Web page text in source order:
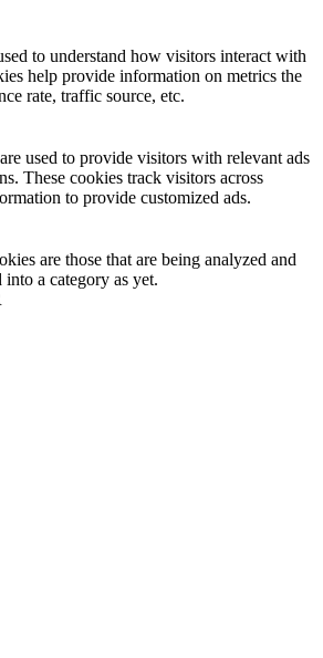
to understand how visitors interact with
help provide information on metrics the
rate, traffic source, etc.
used to provide visitors with relevant ads
These cookies track visitors across
to provide customized ads.
are those that are being analyzed and
a category as yet.